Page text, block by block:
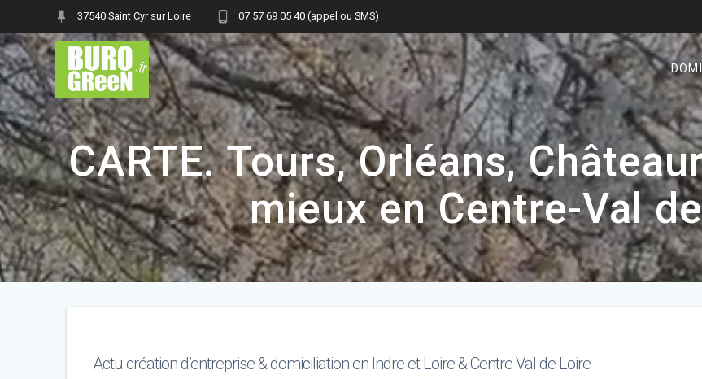
content
37540 Saint Cyr sur Loire 07 57 69 05 40 (appel ou SMS)
CARTE. Tours, Orléans,
mieux en Centre-Val
Actu création d’entreprise & domiciliation en Indre et Loire & Centre Val de Loire